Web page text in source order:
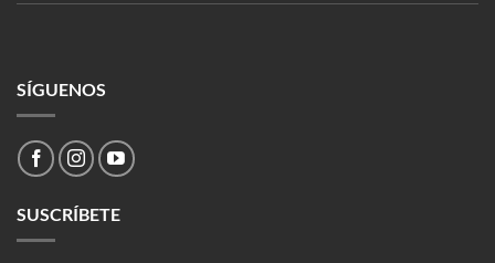
SÍGUENOS
SUSCRÍBETE